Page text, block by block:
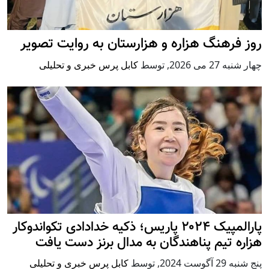
روز فرهنگ هزاره و هزارستان به روایت تصویر
چهار شنبه 27 می 2026 , توسط کابل پرس خبری و تحلیلی
پارالمپیک ۲۰۲۴ پاریس؛ ذکیه خدادادی تکواندوکار
هزاره تیم پناهندگان به مدال برنز دست یافت
پنج شنبه 29 آگوست 2024 , توسط کابل پرس خبری و تحلیلی